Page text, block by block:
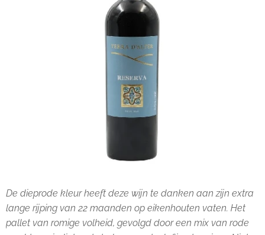
De dieprode kleur heeft deze wijn te danken aan zijn extra
lange rijping van 22 maanden op eikenhouten vaten. Het
pallet van romige volheid, gevolgd door een mix van rode